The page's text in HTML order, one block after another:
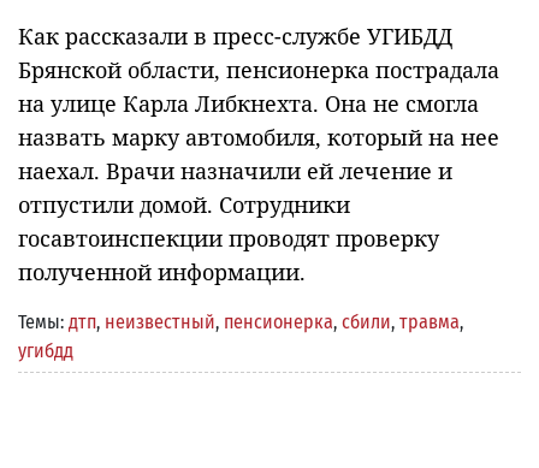
Как рассказали в пресс-службе УГИБДД
Брянской области, пенсионерка пострадала
на улице Карла Либкнехта. Она не смогла
назвать марку автомобиля, который на нее
наехал. Врачи назначили ей лечение и
отпустили домой. Сотрудники
госавтоинспекции проводят проверку
полученной информации.
Темы: дтп, неизвестный, пенсионерка, сбили, травма,
угибдд